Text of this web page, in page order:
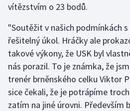
vítězstvím o 23 bodů.
"Soutěžit v našich podmínkách
řešitelný úkol. Hráčky ale
takové výkony, že USK byl
nás porazil. To je známka, že
trenér brněnského celku Viktor
sice čekali, že je potrápíme
zatím na jiné úrovni. Především